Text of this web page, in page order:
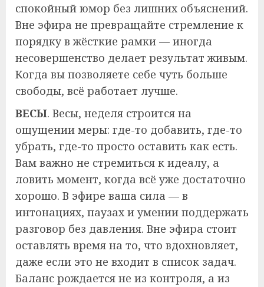
спокойный юмор без лишних объяснений.
Вне эфира не превращайте стремление к
порядку в жёсткие рамки — иногда
несовершенство делает результат живым.
Когда вы позволяете себе чуть больше
свободы, всё работает лучше.
ВЕСЫ. Весы, неделя строится на
ощущении меры: где-то добавить, где-то
убрать, где-то просто оставить как есть.
Вам важно не стремиться к идеалу, а
ловить момент, когда всё уже достаточно
хорошо. В эфире ваша сила — в
интонациях, паузах и умении поддержать
разговор без давления. Вне эфира стоит
оставлять время на то, что вдохновляет,
даже если это не входит в список задач.
Баланс рождается не из контроля, а из